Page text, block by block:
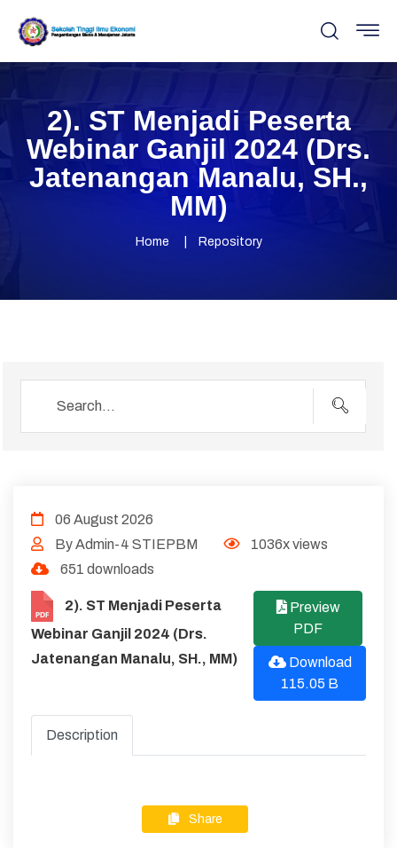
2). ST Menjadi Peserta
Webinar Ganjil 2024 (Drs.
Jatenangan Manalu, SH.,
MM)
Home Repository
06 August 2026
By Admin-4 STIEPBM
1036x views
651 downloads
2). ST Menjadi Peserta
Webinar Ganjil 2024 (Drs.
Jatenangan Manalu, SH., MM)
Preview
PDF
Download
115.05 B
Description
Share